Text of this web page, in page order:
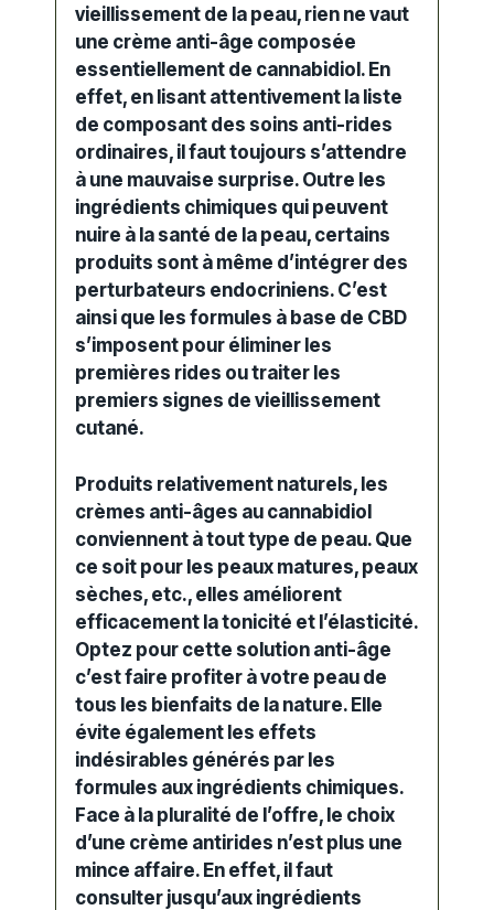
vieillissement de la peau, rien ne vaut
une crème anti-âge composée
essentiellement de cannabidiol. En
effet, en lisant attentivement la liste
de composant des soins anti-rides
ordinaires, il faut toujours s’attendre
à une mauvaise surprise. Outre les
ingrédients chimiques qui peuvent
nuire à la santé de la peau, certains
produits sont à même d’intégrer des
perturbateurs endocriniens. C’est
ainsi que les formules à base de CBD
s’imposent pour éliminer les
premières rides ou traiter les
premiers signes devieillissement
cutané.
Produits relativement naturels, les
crèmes anti-âges au cannabidiol
conviennent à touttype de peau. Que
ce soit pour les peaux matures, peaux
sèches, etc., elles améliorent
efficacement la tonicité et l’élasticité.
Optez pour cette solution anti-âge
c’est faire profiter à votre peau de
tous les bienfaits de la nature. Elle
évite également les effets
indésirables générés par les
formules aux ingrédients chimiques.
Face à la pluralité de l’offre, le choix
d’une crème antirides n’est plus une
mince affaire. En effet, il faut
consulter jusqu’aux ingrédients